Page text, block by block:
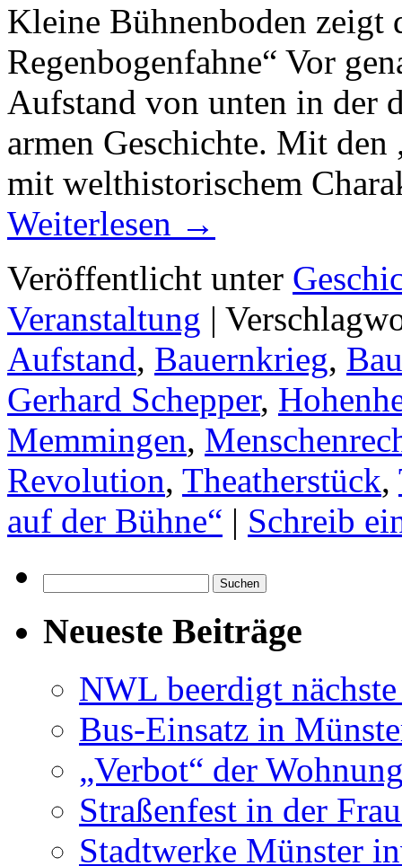
Kleine Bühnenboden zeigt
Regenbogenfahne“ Vor
Aufstand von unten in der
armen Geschichte. Mit
mit welthistorischem
Weiterlesen →
Veröffentlicht unter
Veranstaltung |
Aufstand, Bauernkrieg,
Gerhard Schepper,
Memmingen,
Revolution, Theatherstück,
auf der Bühne“ | Schreib
nach:
Neueste Beiträge
NWL beerdigt
Bus-Einsatz in
„Verbot“ der
Straßenfest in der
Stadtwerke Münster